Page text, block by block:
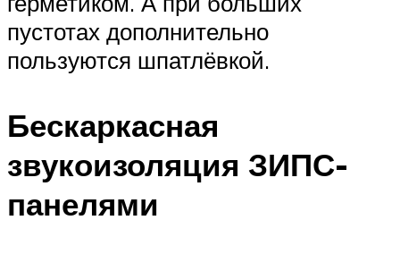
пустотах дополнительно
пользуются шпатлёвкой.
Бескаркасная
звукоизоляция ЗИПС-
панелями